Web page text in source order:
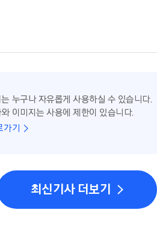
누구나 자유롭게 사용하실 수 있습니다.
이미지는 사용에 제한이 있습니다.
기
최신기사 더보기